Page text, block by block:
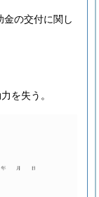
金の交付に関し
を失う。